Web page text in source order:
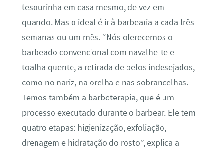
tesourinha em casa mesmo, de vez em
quando. Mas o ideal é ir à barbearia a cada três
semanas ou um mês. “Nós oferecemos o
barbeado convencional com navalhe-te e
toalha quente, a retirada de pelos indesejados,
como no nariz, na orelha e nas sobrancelhas.
Temos também a barboterapia, que é um
processo executado durante o barbear. Ele tem
quatro etapas: higienização, exfoliação,
drenagem e hidratação do rosto”, explica a